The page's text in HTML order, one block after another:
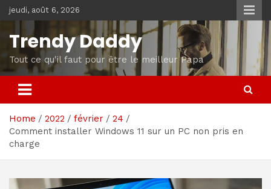
Skip
to
content
jeudi, août 6, 2026
Trendy Daddy
Tout ce qu'il faut pour être le meilleur Papa
Home 2022 février
24
Comment installer Windows 11 sur un PC non pris en
charge